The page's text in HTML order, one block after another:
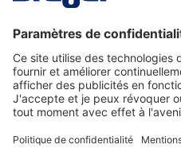
Assistance téléphonique
A propos de Dräger
Information